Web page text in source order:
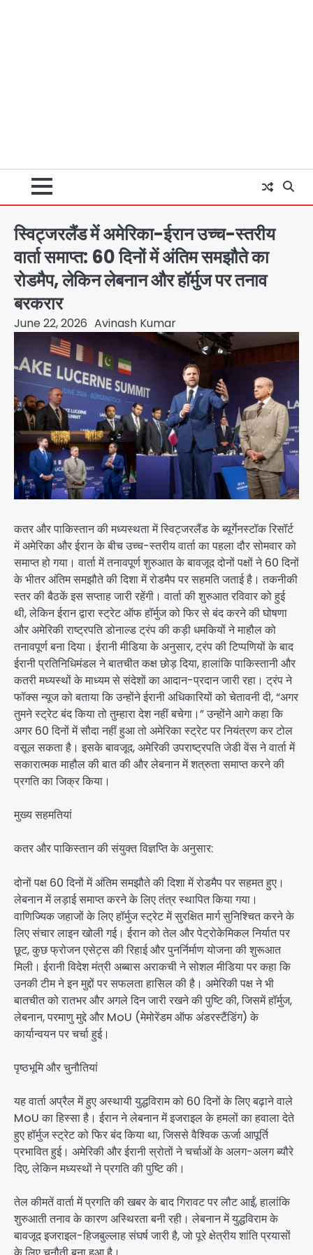
स्विट्जरलैंड में अमेरिका-ईरान उच्च-स्तरीय
वार्ता समाप्त: 60 दिनों में अंतिम समझौते का
रोडमैप, लेकिन लेबनान और हॉर्मुज पर तनाव
बरकरार
June 22, 2026 Avinash Kumar
कतर और पाकिस्तान की मध्यस्थता में स्विट्जरलैंड के ब्यूर्गेनस्टॉक रिसॉर्ट
में अमेरिका और ईरान के बीच उच्च-स्तरीय वार्ता का पहला दौर सोमवार को
समाप्त हो गया। वार्ता में तनावपूर्ण शुरुआत के बावजूद दोनों पक्षों ने 60 दिनों
के भीतर अंतिम समझौते की दिशा में रोडमैप पर सहमति जताई है। तकनीकी
स्तर की बैठकें इस सप्ताह जारी रहेंगी। वार्ता की शुरुआत रविवार को हुई
थी, लेकिन ईरान द्वारा स्ट्रेट ऑफ हॉर्मुज को फिर से बंद करने की घोषणा
और अमेरिकी राष्ट्रपति डोनाल्ड ट्रंप की कड़ी धमकियों ने माहौल को
तनावपूर्ण बना दिया। ईरानी मीडिया के अनुसार, ट्रंप की टिप्पणियों के बाद
ईरानी प्रतिनिधिमंडल ने बातचीत कक्ष छोड़ दिया, हालांकि पाकिस्तानी और
कतरी मध्यस्थों के माध्यम से संदेशों का आदान-प्रदान जारी रहा। ट्रंप ने
फॉक्स न्यूज को बताया कि उन्होंने ईरानी अधिकारियों को चेतावनी दी, “अगर
तुमने स्ट्रेट बंद किया तो तुम्हारा देश नहीं बचेगा।” उन्होंने आगे कहा कि
अगर 60 दिनों में सौदा नहीं हुआ तो अमेरिका स्ट्रेट पर नियंत्रण कर टोल
वसूल सकता है। इसके बावजूद, अमेरिकी उपराष्ट्रपति जेडी वेंस ने वार्ता में
सकारात्मक माहौल की बात की और लेबनान में शत्रुता समाप्त करने की
प्रगति का जिक्र किया।
मुख्य सहमतियां
कतर और पाकिस्तान की संयुक्त विज्ञप्ति के अनुसार:
दोनों पक्ष 60 दिनों में अंतिम समझौते की दिशा में रोडमैप पर सहमत हुए।
लेबनान में लड़ाई समाप्त करने के लिए तंत्र स्थापित किया गया।
वाणिज्यिक जहाजों के लिए हॉर्मुज स्ट्रेट में सुरक्षित मार्ग सुनिश्चित करने के
लिए संचार लाइन खोली गई। ईरान को तेल और पेट्रोकेमिकल निर्यात पर
छूट, कुछ फ्रोजन एसेट्स की रिहाई और पुनर्निर्माण योजना की शुरूआत
मिली। ईरानी विदेश मंत्री अब्बास अराकची ने सोशल मीडिया पर कहा कि
उनकी टीम ने इन मुद्दों पर सफलता हासिल की है। अमेरिकी पक्ष ने भी
बातचीत को रातभर और अगले दिन जारी रखने की पुष्टि की, जिसमें हॉर्मुज,
लेबनान, परमाणु मुद्दे और MoU (मेमोरेंडम ऑफ अंडरस्टैंडिंग) के
कार्यान्वयन पर चर्चा हुई।
पृष्ठभूमि और चुनौतियां
यह वार्ता अप्रैल में हुए अस्थायी युद्धविराम को 60 दिनों के लिए बढ़ाने वाले
MoU का हिस्सा है। ईरान ने लेबनान में इजराइल के हमलों का हवाला देते
हुए हॉर्मुज स्ट्रेट को फिर बंद किया था, जिससे वैश्विक ऊर्जा आपूर्ति
प्रभावित हुई। अमेरिकी और ईरानी स्रोतों ने चर्चाओं के अलग-अलग ब्यौरे
दिए, लेकिन मध्यस्थों ने प्रगति की पुष्टि की।
तेल कीमतें वार्ता में प्रगति की खबर के बाद गिरावट पर लौट आईं, हालांकि
शुरुआती तनाव के कारण अस्थिरता बनी रही। लेबनान में युद्धविराम के
बावजूद इजराइल-हिजबुल्लाह संघर्ष जारी है, जो पूरे क्षेत्रीय शांति प्रयासों